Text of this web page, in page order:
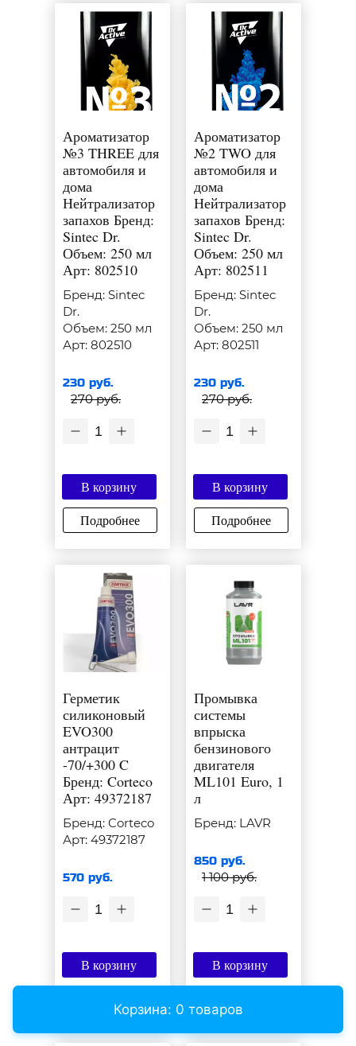
Ароматизатор
№3 THREE для
автомобиля и
дома
Нейтрализатор
запахов Бренд:
Sintec Dr.
Объем: 250 мл
Арт: 802510
Бренд: Sintec
Dr.
Объем: 250 мл
Арт: 802510
230 руб.
270 руб.
1
В корзину
Подробнее
Ароматизатор
№2 TWO для
автомобиля и
дома
Нейтрализатор
запахов Бренд:
Sintec Dr.
Объем: 250 мл
Арт: 802511
Бренд: Sintec
Dr.
Объем: 250 мл
Арт: 802511
230 руб.
270 руб.
1
В корзину
Подробнее
Герметик
силиконовый
EVO300
антрацит
-70/+300 C
Бренд: Corteco
Арт: 49372187
Бренд: Corteco
Арт: 49372187
570 руб.
1
В корзину
Промывка
системы
впрыска
бензинового
двигателя
ML101 Euro, 1
л
Бренд: LAVR
850 руб.
1 100 руб.
1
В корзину
Корзина: 0 товаров